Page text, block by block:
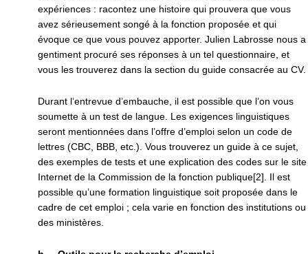
expériences : racontez une histoire qui prouvera que vous
avez sérieusement songé à la fonction proposée et qui
évoque ce que vous pouvez apporter. Julien Labrosse nous a
gentiment procuré ses réponses à un tel questionnaire, et
vous les trouverez dans la section du guide consacrée au CV.
Durant l’entrevue d’embauche, il est possible que l’on vous
soumette à un test de langue. Les exigences linguistiques
seront mentionnées dans l’offre d’emploi selon un code de
lettres (CBC, BBB, etc.). Vous trouverez un guide à ce sujet,
des exemples de tests et une explication des codes sur le site
Internet de la Commission de la fonction publique[2]. Il est
possible qu’une formation linguistique soit proposée dans le
cadre de cet emploi ; cela varie en fonction des institutions ou
des ministères.